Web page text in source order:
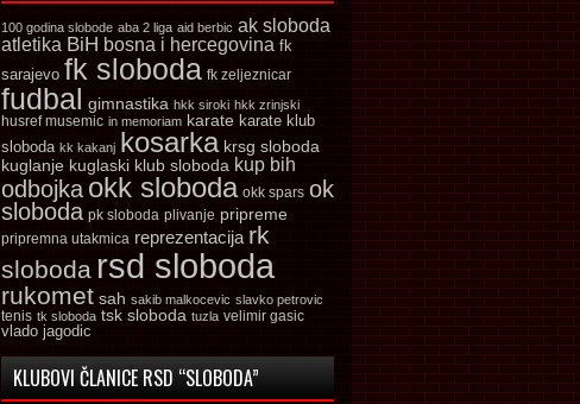
100 godina slobode aba 2 liga aid berbic ak sloboda
atletika BiH bosna i hercegovina fk
sarajevo fk sloboda fk zeljeznicar
fudbal gimnastika hkk siroki hkk zrinjski
husref musemic in memoriam karate karate klub
sloboda kk kakanj kosarka krsg sloboda
kuglanje kuglaski klub sloboda kup bih
odbojka okk sloboda okk spars ok
sloboda pk sloboda plivanje pripreme
pripremna utakmica reprezentacija rk
sloboda rsd sloboda
rukomet sah sakib malkocevic slavko petrovic
tenis tk sloboda tsk sloboda tuzla velimir gasic
vlado jagodic
KLUBOVI ČLANICE RSD “SLOBODA”